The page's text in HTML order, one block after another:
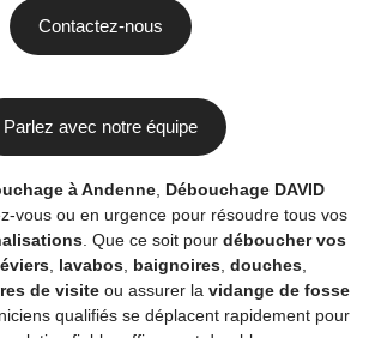
Contactez-nous
Parlez avec notre équipe
à Andenne, Débouchage DAVID
vous ou en urgence pour résoudre tous vos
. Que ce soit pour déboucher vos
éviers, lavabos, baignoires, douches,
de visite ou assurer la vidange de fosse
qualifiés se déplacent rapidement pour